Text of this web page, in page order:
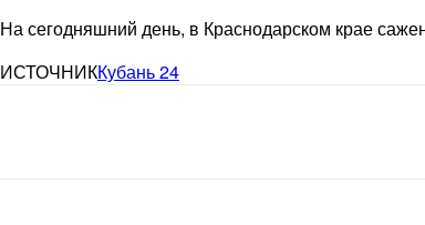
На сегодняшний день, в Краснодарском крае
ИСТОЧНИККубань 24